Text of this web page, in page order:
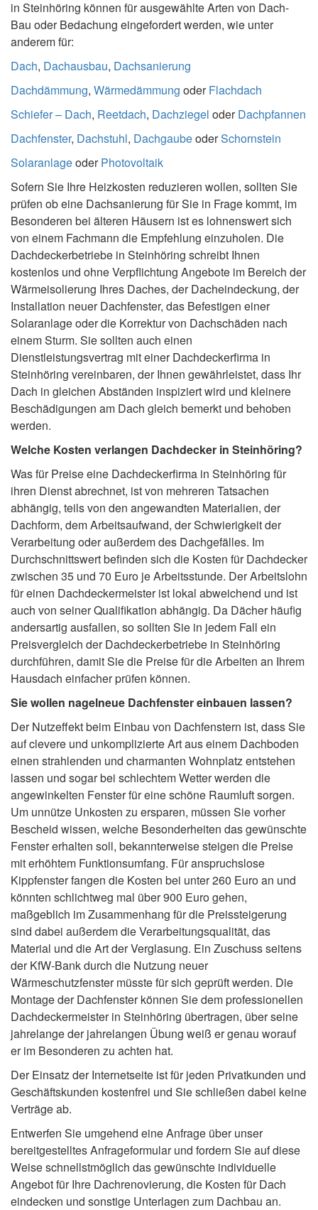
in Steinhöring können für ausgewählte Arten von Dach-
Bau oder Bedachung eingefordert werden, wie unter
anderem für:
Dach, Dachausbau, Dachsanierung
Dachdämmung, Wärmedämmung oderFlachdach
Schiefer – Dach, Reetdach, Dachziegel oderDachpfannen
Dachfenster, Dachstuhl, DachgaubeoderSchornstein
SolaranlageoderPhotovoltaik
Sofern Sie Ihre Heizkosten reduzieren wollen, sollten Sie
prüfen ob eine Dachsanierung für Sie in Frage kommt, im
Besonderen bei älteren Häusern ist es lohnenswert sich
von einem Fachmann die Empfehlung einzuholen. Die
Dachdeckerbetriebe in Steinhöring schreibt Ihnen
kostenlos und ohne Verpflichtung Angebote im Bereich der
Wärmeisolierung Ihres Daches, der Dacheindeckung, der
Installation neuer Dachfenster, das Befestigen einer
Solaranlage oder die Korrektur von Dachschäden nach
einem Sturm. Sie sollten auch einen
Dienstleistungsvertrag mit einer Dachdeckerfirma in
Steinhöring vereinbaren, der Ihnen gewährleistet, dass Ihr
Dach in gleichen Abständen inspiziert wird und kleinere
Beschädigungen am Dach gleich bemerkt und behoben
werden.
Welche Kosten verlangen Dachdecker in Steinhöring?
Was für Preise eine Dachdeckerfirma in Steinhöring für
ihren Dienst abrechnet, ist von mehreren Tatsachen
abhängig, teils von den angewandten Materialien, der
Dachform, dem Arbeitsaufwand, der Schwierigkeit der
Verarbeitung oder außerdem des Dachgefälles. Im
Durchschnittswert befinden sich die Kosten für Dachdecker
zwischen 35 und 70 Euro je Arbeitsstunde. Der Arbeitslohn
für einen Dachdeckermeister ist lokal abweichend und ist
auch von seiner Qualifikation abhängig. Da Dächer häufig
andersartig ausfallen, so sollten Sie in jedem Fall ein
Preisvergleich der Dachdeckerbetriebe in Steinhöring
durchführen, damit Sie die Preise für die Arbeiten an Ihrem
Hausdach einfacher prüfen können.
Sie wollen nagelneue Dachfenster einbauen lassen?
Der Nutzeffekt beim Einbau von Dachfenstern ist, dass Sie
auf clevere und unkomplizierte Art aus einem Dachboden
einen strahlenden und charmanten Wohnplatz entstehen
lassen und sogar bei schlechtem Wetter werden die
angewinkelten Fenster für eine schöne Raumluft sorgen.
Um unnütze Unkosten zu ersparen, müssen Sie vorher
Bescheid wissen, welche Besonderheiten das gewünschte
Fenster erhalten soll, bekannterweise steigen die Preise
mit erhöhtem Funktionsumfang. Für anspruchslose
Kippfenster fangen die Kosten bei unter 260 Euro an und
könnten schlichtweg mal über 900 Euro gehen,
maßgeblich im Zusammenhang für die Preissteigerung
sind dabei außerdem die Verarbeitungsqualität, das
Material und die Art der Verglasung. Ein Zuschuss seitens
der KfW-Bank durch die Nutzung neuer
Wärmeschutzfenster müsste für sich geprüft werden. Die
Montage der Dachfenster können Sie dem professionellen
Dachdeckermeister in Steinhöring übertragen, über seine
jahrelange der jahrelangen Übung weiß er genau worauf
er im Besonderen zu achten hat.
Der Einsatz der Internetseite ist für jeden Privatkunden und
Geschäftskunden kostenfrei und Sie schließen dabei keine
Verträge ab.
Entwerfen Sie umgehend eine Anfrage über unser
bereitgestelltes Anfrageformular und fordern Sie auf diese
Weise schnellstmöglich das gewünschte individuelle
Angebot für Ihre Dachrenovierung, die Kosten für Dach
eindecken und sonstige Unterlagen zum Dachbau an.